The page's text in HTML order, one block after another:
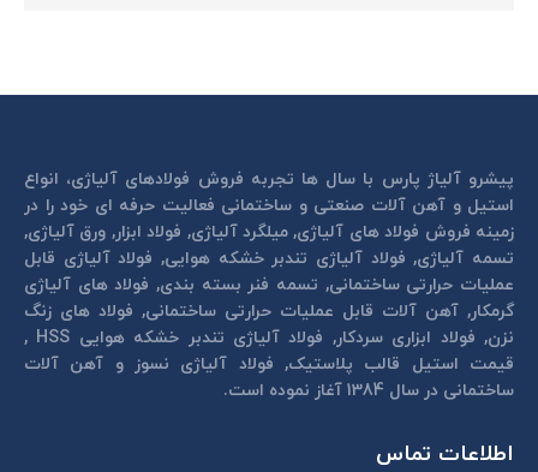
پیشرو آلیاژ پارس با سال ها تجربه فروش فولادهای آلیاژی، انواع
استیل و آهن آلات صنعتی و ساختمانی فعالیت حرفه ای خود را در
زمینه فروش فولاد های آلیاژی, میلگرد آلیاژی, فولاد ابزار, ورق آلیاژی,
تسمه آلیاژی, فولاد آلیاژی تندبر خشكه هوايی, فولاد آلیاژی قابل
عمليات حرارتی ساختمانی, تسمه فنر بسته بندی, فولاد های آلیاژی
گرمكار, آهن آلات قابل عمليات حرارتی ساختمانی, فولاد های زنگ
نزن, فولاد ابزاری سردكار, فولاد آلیاژی تندبر خشكه هوايی HSS ,
قیمت استیل قالب پلاستيک, فولاد آلیاژی نسوز و آهن آلات
ساختمانی در سال 1384 آغاز نموده است.
اطلاعات تماس